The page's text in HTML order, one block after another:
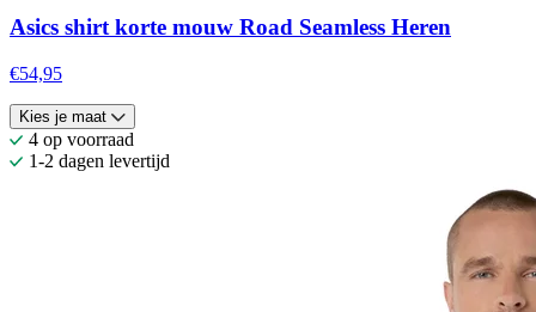
Asics shirt korte mouw Road Seamless Heren
€54,95
Kies je maat
4 op voorraad
1-2 dagen levertijd